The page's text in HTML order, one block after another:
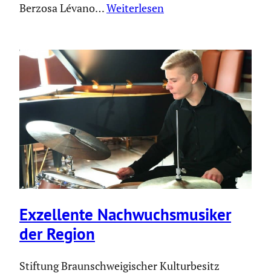
Berzosa Lévano…Weiterlesen
Exzel­lente Nachwuchs­mu­siker
der Region
Stiftung Braun­schwei­gi­scher Kultur­be­sitz